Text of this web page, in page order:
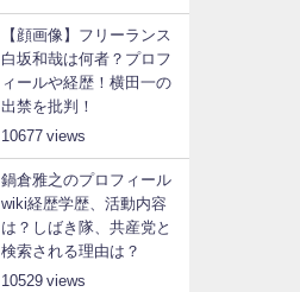
【顔画像】フリーランス
白坂和哉は何者？プロフ
ィールや経歴！横田一の
出禁を批判！
10677
鍋倉雅之のプロフィール
wiki経歴学歴、活動内容
は？しばき隊、共産党と
検索される理由は？
10529